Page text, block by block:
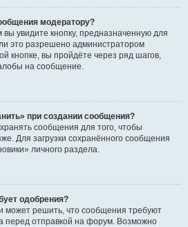
модератору?
увидите кнопку, предназначенную для
это разрешено администратором
кнопке, вы пройдёте через ряд шагов,
на сообщение.
при создании сообщения?
сообщения для того, чтобы
Для загрузки сохранённого сообщения
личного раздела.
одобрения?
может решить, что сообщения требуют
перед отправкой на форум. Возможно